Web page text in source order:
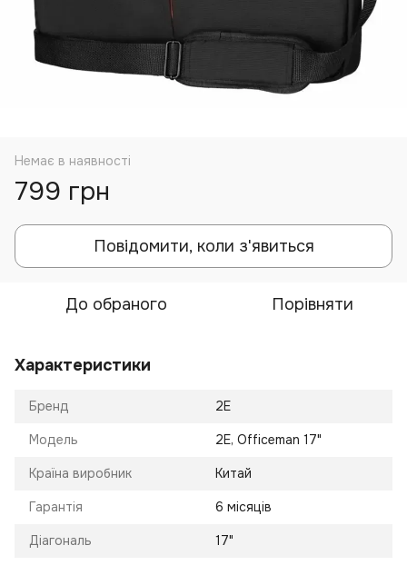
Немає в наявності
799 грн
Повідомити, коли з'явиться
До обраного Порівняти
Характеристики
Бренд 2E
Модель 2E, Officeman 17"
Країна виробник Китай
Гарантія 6 місяців
Діагональ 17"